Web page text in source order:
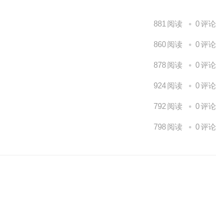
881 阅读 0评论
860 阅读 0评论
878 阅读 0评论
924 阅读 0评论
792 阅读 0评论
798 阅读 0评论